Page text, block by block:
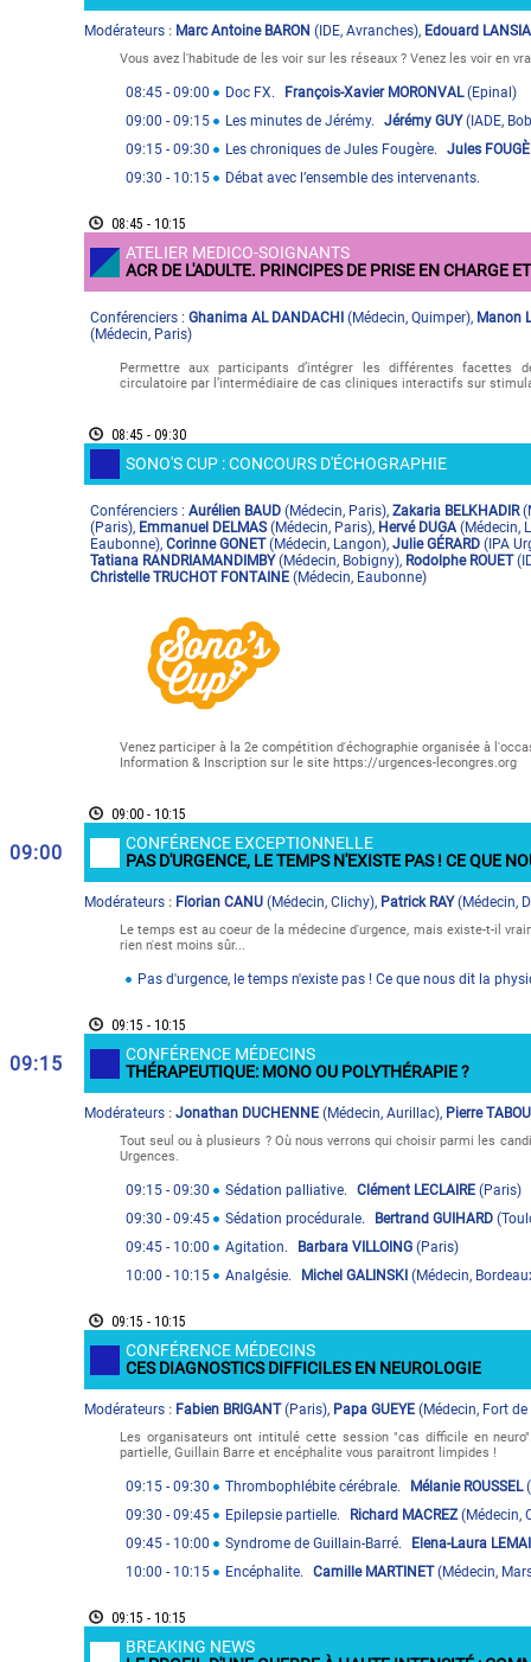
Modérateurs : Marc Antoine BARON ( IDE, Avranches), Edouard
Vous avez l'habitude de les voir sur les réseaux ? Venez les voir en
08:45 - 09:00 Doc FX. François-Xavier MORONVAL(Epinal )
09:00 - 09:15 Les minutes de Jérémy. Jérémy GUY( IADE,
09:15 - 09:30 Les chroniques de Jules Fougère.
Jules
09:30 - 10:15 Débat avec l’ensemble des intervenants.
08:45 - 10:15
ATELIER MEDICO-SOIGNANTS
ACR DE L'ADULTE. PRINCIPES DE PRISE EN CHARGE
Conférenciers : Ghanima AL DANDACHI (Médecin, Quimper), Manon
(Médecin, Paris)
Permettre aux participants d’intégrer les différentes facettes
circulatoire par l’intermédiaire de cas cliniques interactifs sur
08:45 - 09:30
SONO'S CUP : CONCOURS D'ÉCHOGRAPHIE
Conférenciers : Aurélien BAUD (Médecin, Paris), Zakaria BELKHADIR(
(Paris), Emmanuel DELMAS(Médecin, Paris), Hervé DUGA(Médecin,
Eaubonne), Corinne GONET(Médecin, Langon), Julie GÉRARD ( IPA
Tatiana RANDRIAMANDIMBY(Médecin, Bobigny), Rodolphe ROUET(
Christelle TRUCHOT FONTAINE (Médecin, Eaubonne)
Venez participer à la 2e compétition d'échographie organisée à
Information & Inscription sur le site https://urgences-lecongres.org
09:00
09:00 - 10:15
CONFÉRENCE EXCEPTIONNELLE
PAS D'URGENCE, LE TEMPS N'EXISTE PAS ! CE QUE
Modérateurs : Florian CANU (Médecin, Clichy), Patrick RAY(Médecin,
Le temps est au coeur de la médecine d'urgence, mais existe-t-il
rien n'est moins sûr...
Pas d'urgence, le temps n'existe pas ! Ce que nous dit la
09:15
09:15 - 10:15
CONFÉRENCE MÉDECINS
THÉRAPEUTIQUE: MONO OU POLYTHÉRAPIE ?
Modérateurs : Jonathan DUCHENNE (Médecin, Aurillac), Pierre
Tout seul ou à plusieurs ? Où nous verrons qui choisir parmi les
Urgences.
09:15 - 09:30 Sédation palliative. Clément LECLAIRE (Paris)
09:30 - 09:45 Sédation procédurale. Bertrand GUIHARD (
09:45 - 10:00 Agitation. Barbara VILLOING (Paris)
10:00 - 10:15 Analgésie. Michel GALINSKI (Médecin,
09:15 - 10:15
CONFÉRENCE MÉDECINS
CES DIAGNOSTICS DIFFICILES EN NEUROLOGIE
Modérateurs : Fabien BRIGANT(Paris), Papa GUEYE (Médecin, Fort
Les organisateurs ont intitulé cette session "cas difficile en
partielle, Guillain Barre et encéphalite vous paraitront limpides !
09:15 - 09:30 Thrombophlébite cérébrale. Mélanie ROUSSEL(
09:30 - 09:45 Epilepsie partielle. Richard MACREZ(Médecin,
09:45 - 10:00 Syndrome de Guillain-Barré.
Elena-Laura
10:00 - 10:15 Encéphalite. Camille MARTINET(Médecin,
09:15 - 10:15
BREAKING NEWS